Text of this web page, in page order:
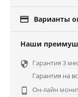
 Варианты
Наши
 Гарантия 3
Гарантия на

Он-лайн